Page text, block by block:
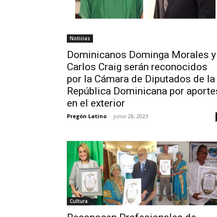
Noticias
Dominicanos Dominga Morales y
Carlos Craig serán reconocidos
por la Cámara de Diputados de la
República Dominicana por
en el exterior
Pregón Latino - junio 28, 2023
Cultura